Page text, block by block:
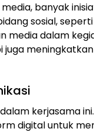
banyak
sosial,
media dalam
kerjasama
digital untuk